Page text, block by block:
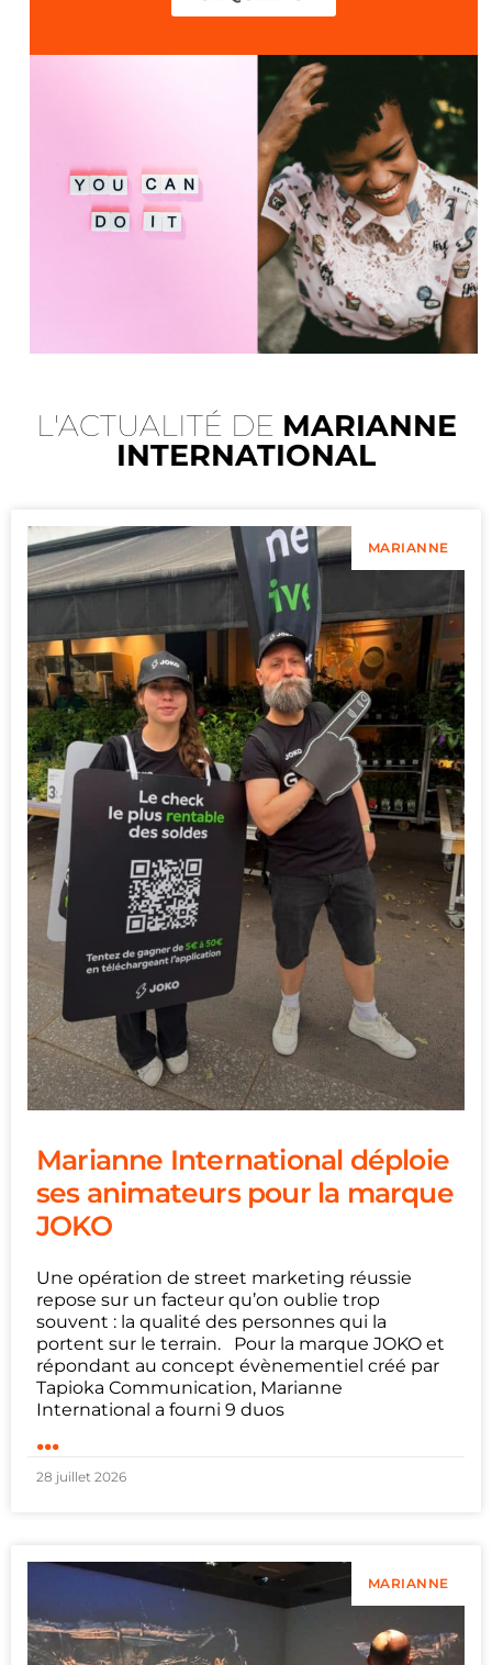
L'ACTUALITÉ DE MARIANNE
INTERNATIONAL
MARIANNE
Marianne International déploie
ses animateurs pour la marque
JOKO
Une opération de street marketing réussie
repose sur un facteur qu’on oublie trop
souvent : la qualité des personnes qui la
portent sur le terrain. Pour la marque JOKO et
répondant au concept évènementiel créé par
Tapioka Communication, Marianne
International a fourni 9 duos
...
28 juillet 2026
MARIANNE